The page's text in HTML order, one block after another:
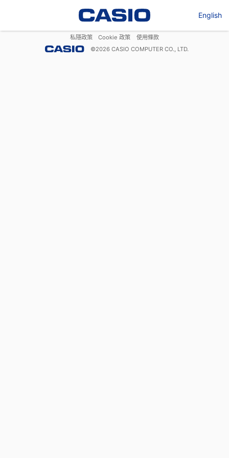
English
私隱政策 Cookie 政策
使用條款
©2026 CASIO COMPUTER CO., LTD.